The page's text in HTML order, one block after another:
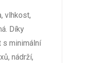
vlhkost,
Díky
s minimální
nádrží,